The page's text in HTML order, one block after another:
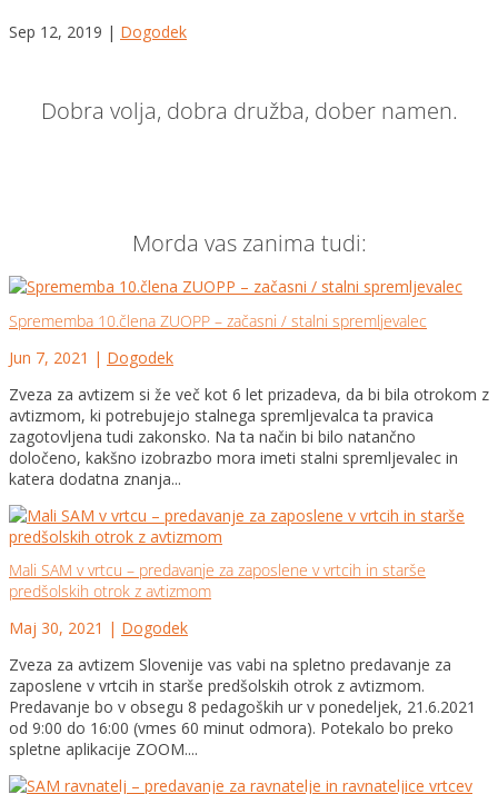
Sep 12, 2019 | Dogodek
Dobra volja, dobra družba, dober namen.
Morda vas zanima tudi:
Sprememba 10.člena ZUOPP – začasni / stalni spremljevalec
Jun 7, 2021 | Dogodek
Zveza za avtizem si že več kot 6 let prizadeva, da bi bila otrokom z
avtizmom, ki potrebujejo stalnega spremljevalca ta pravica
zagotovljena tudi zakonsko. Na ta način bi bilo natančno
določeno, kakšno izobrazbo mora imeti stalni spremljevalec in
katera dodatna znanja...
Mali SAM v vrtcu – predavanje za zaposlene v vrtcih in starše
predšolskih otrok z avtizmom
Maj 30, 2021 | Dogodek
Zveza za avtizem Slovenije vas vabi na spletno predavanje za
zaposlene v vrtcih in starše predšolskih otrok z avtizmom.
Predavanje bo v obsegu 8 pedagoških ur v ponedeljek, 21.6.2021
od 9:00 do 16:00 (vmes 60 minut odmora). Potekalo bo preko
spletne aplikacije ZOOM....